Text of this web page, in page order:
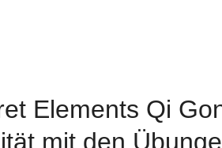
Elements Qi
mit den